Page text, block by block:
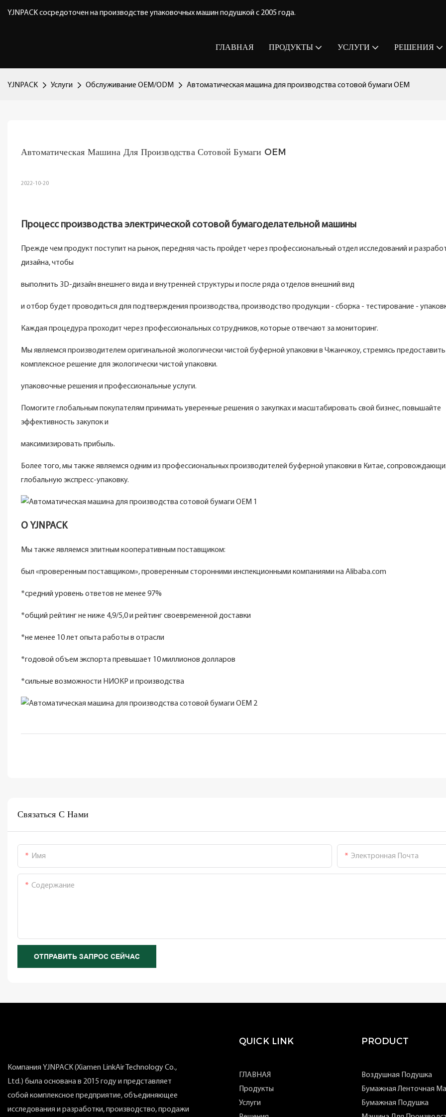
YJNPACK сосредоточен на производстве упаковочных машин подушкой с 2005 года.
ГЛАВНАЯ ПРОДУКТЫ УСЛУГИ РЕШЕНИЯ
YJNPACK Услуги Обслуживание OEM/ODM Автоматическая машина для производства сотовой бумаги OEM
Автоматическая Машина Для Производства Сотовой Бумаги OEM
2022-10-20
Процесс производства электрической сотовой бумагоделательной машины
Прежде чем продукт поступит на рынок, передняя часть пройдет через профессиональный отдел исследований и
дизайна, чтобы
выполнить 3D-дизайн внешнего вида и внутренней структуры и после ряда отделов внешний вид
и отбор будет проводиться для подтверждения производства, производство продукции - сборка - тестирование -
Каждая процедура проходит через профессиональных сотрудников, которые отвечают за мониторинг.
Мы являемся производителем оригинальной экологически чистой буферной упаковки в Чжанчжоу, стремясь предоставить
комплексное решение для экологически чистой упаковки.
упаковочные решения и профессиональные услуги.
Помогите глобальным покупателям принимать уверенные решения о закупках и масштабировать свой бизнес, повышайте
эффективность закупок и
максимизировать прибыль.
Более того, мы также являемся одним из профессиональных производителей буферной упаковки в Китае,
глобальную экспресс-упаковку.
О YJNPACK
Мы также являемся элитным кооперативным поставщиком:
был «проверенным поставщиком», проверенным сторонними инспекционными компаниями на Alibaba.com
*средний уровень ответов не менее 97%
*общий рейтинг не ниже 4,9/5,0 и рейтинг своевременной доставки
*не менее 10 лет опыта работы в отрасли
*годовой объем экспорта превышает 10 миллионов долларов
*сильные возможности НИОКР и производства
Связаться С Нами
Имя Электронная Почта
Содержание
ОТПРАВИТЬ ЗАПРОС СЕЙЧАС
Компания YJNPACK (Xiamen LinkAir Technology Co.,
Ltd.) была основана в 2015 году и представляет
собой комплексное предприятие, объединяющее
исследования и разработки, производство, продажи
QUICK LINK
ГЛАВНАЯ
Продукты
Услуги
PRODUCT
Воздушная Подушка
Бумажная Ленточная
Бумажная Подушка